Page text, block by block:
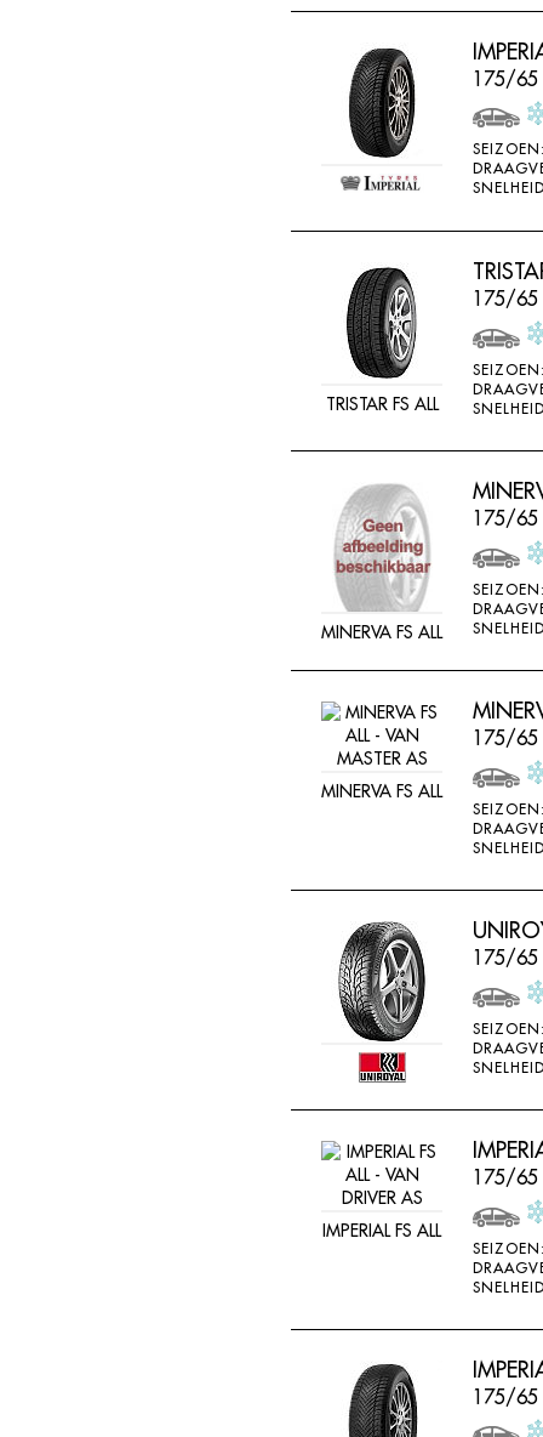
175/65
TRISTAR FS ALL
175/65
MINERVA FS ALL
175/65
MINERVA FS ALL
175/65
175/65
IMPERIAL FS ALL
175/65
175/65